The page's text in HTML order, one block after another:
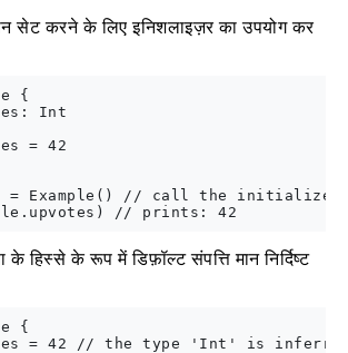
सेट करने के लिए इनिशलाइज़र का उपयोग कर
{
Int
= 42
= Example() // call the initializer
के हिस्से के रूप में डिफ़ॉल्ट संपत्ति मान निर्दिष्ट
{
= 42 // the type 'Int' is